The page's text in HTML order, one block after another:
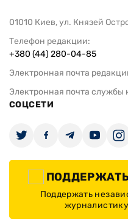
01010 Киев, ул. Князей
Телефон редакции:
+380 (44) 280-04-85
Электронная почта
Электронная почта службы
СОЦСЕТИ
ПОДДЕРЖАТЬ
Поддержать